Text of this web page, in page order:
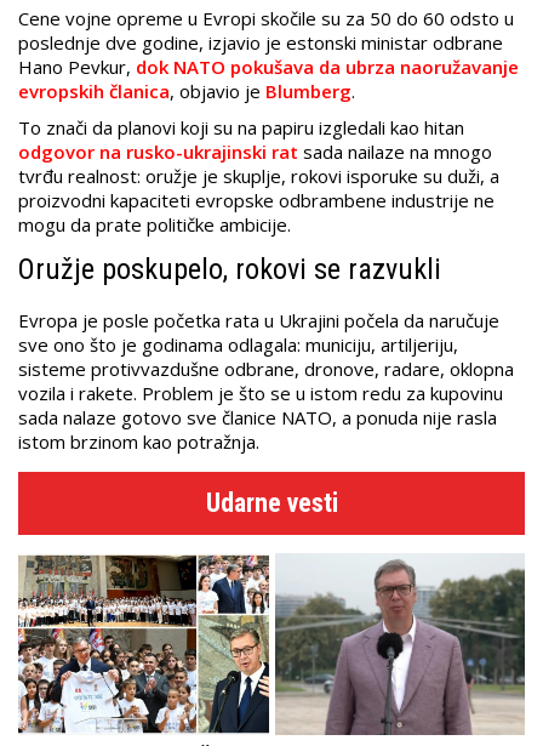
Cene vojne opreme u Evropi skočile su za 50 do 60 odsto u
poslednje dve godine, izjavio je estonski ministar odbrane
Hano Pevkur, dok NATO pokušava da ubrza naoružavanje
evropskih članica, objavio je Blumberg.
To znači da planovi koji su na papiru izgledali kao hitan
odgovor na rusko-ukrajinski rat sada nailaze na mnogo
tvrđu realnost: oružje je skuplje, rokovi isporuke su duži, a
proizvodni kapaciteti evropske odbrambene industrije ne
mogu da prate političke ambicije.
Oružje poskupelo, rokovi se razvukli
Evropa je posle početka rata u Ukrajini počela da naručuje
sve ono što je godinama odlagala: municiju, artiljeriju,
sisteme protivvazdušne odbrane, dronove, radare, oklopna
vozila i rakete. Problem je što se u istom redu za kupovinu
sada nalaze gotovo sve članice NATO, a ponuda nije rasla
istom brzinom kao potražnja.
Udarne vesti